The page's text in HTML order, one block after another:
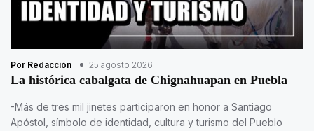
Por Redacción 25 agosto 2026
La histórica cabalgata de Chignahuapan en Puebla
-Más de tres mil jinetes participaron en honor a Santiago
Apóstol, símbolo de identidad, cultura y turismo del Pueblo